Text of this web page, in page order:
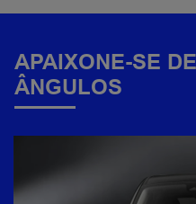
APAIXONE-SE
ÂNGULOS